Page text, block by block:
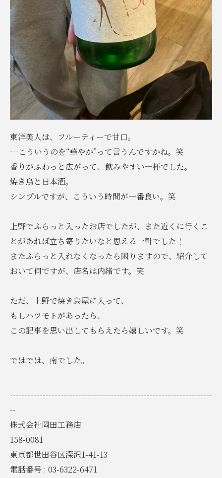
東洋美人は、フルーティーで甘口。
…こういうのを“華やか”って言うんですかね。笑
香りがふわっと広がって、飲みやすい一杯でした。
焼き鳥と日本酒。
シンプルですが、こういう時間が一番良い。笑
上野でふらっと入ったお店でしたが、また近くに行くこ
とがあれば立ち寄りたいなと思える一軒でした！
またふらっと入れなくなったら困りますので、紹介して
おいて何ですが、店名は内緒です。笑
ただ、上野で焼き鳥屋に入って、
もしハツモトがあったら、
この記事を思い出してもらえたら嬉しいです。笑
ではでは、南でした。
--------------------------------------------------------------------
--
株式会社岡田工務店
158-0081
東京都世田谷区深沢1-41-13
電話番号 : 03-6322-6471